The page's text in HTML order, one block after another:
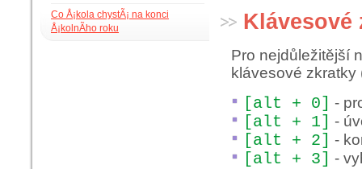
Klávesové
Pro nejdůležitější
klávesové
[alt + 0] -
[alt + 1] -
[alt + 2] -
[alt + 3] -
Co Å¡kola chystÃ¡ na konci
Å¡kolnÃ­ho roku